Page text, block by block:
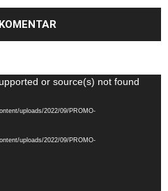
or source(s) not found
uploads/2022/09/PROMO-
uploads/2022/09/PROMO-